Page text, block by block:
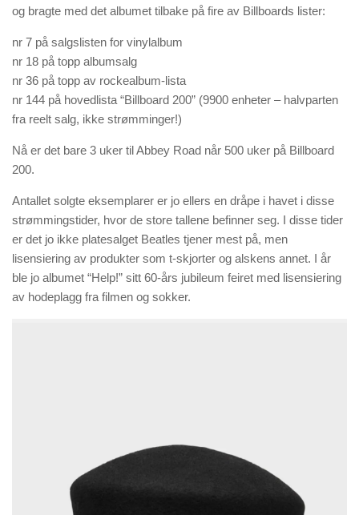
og bragte med det albumet tilbake på fire av Billboards lister:
nr 7 på salgslisten for vinylalbum
nr 18 på topp albumsalg
nr 36 på topp av rockealbum-lista
nr 144 på hovedlista “Billboard 200” (9900 enheter – halvparten
fra reelt salg, ikke strømminger!)
Nå er det bare 3 uker til Abbey Road når 500 uker på Billboard
200.
Antallet solgte eksemplarer er jo ellers en dråpe i havet i disse
strømmingstider, hvor de store tallene befinner seg. I disse tider
er det jo ikke platesalget Beatles tjener mest på, men
lisensiering av produkter som t-skjorter og alskens annet. I år
ble jo albumet “Help!” sitt 60-års jubileum feiret med lisensiering
av hodeplagg fra filmen og sokker.